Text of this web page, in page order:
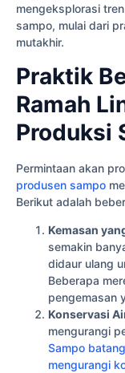
mengeksplorasi
sampo, mulai dari
mutakhir.
Praktik
Ramah
Produksi
Permintaan akan
produsen sampo
Berikut adalah
Kemasan
semakin
didaur ulang
Beberapa
pengemasan
Konservasi
mengurangi
Sampo
mengurangi